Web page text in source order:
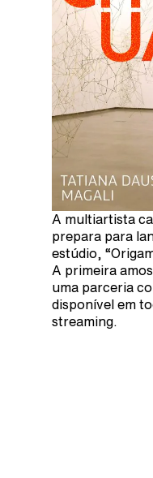
A multiartista
prepara para
estúdio,
A primeira
uma parceria
disponível em
streaming.